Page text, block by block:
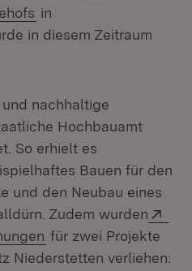
(Öffnet in neuem
in
in diesem Zeitraum
nachhaltige
Hochbauamt
So erhielt es
Bauen für den
und den Neubau eines
Zudem wurden
(Öffnet in neuem
für zwei Projekte
Niederstetten verliehen: